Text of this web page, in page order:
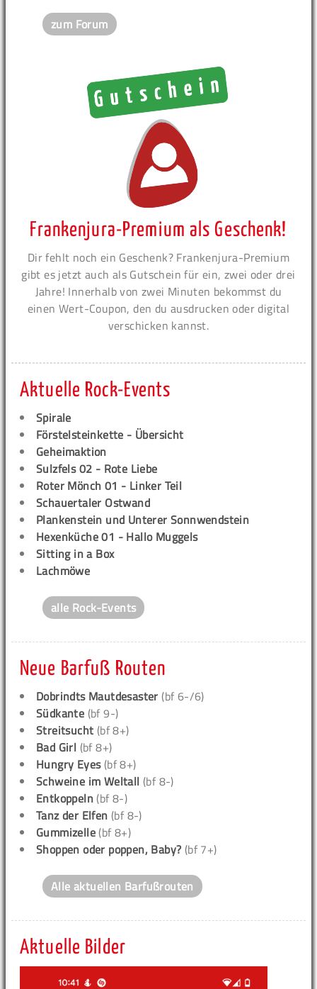
zum Forum
Frankenjura-Premium als Geschenk!
Dir fehlt noch ein Geschenk? Frankenjura-Premium
gibt es jetzt auch als Gutschein für ein, zwei oder drei
Jahre! Innerhalb von zwei Minuten bekommst du
einen Wert-Coupon, den du ausdrucken oder digital
verschicken kannst.
Aktuelle Rock-Events
Spirale
Förstelsteinkette - Übersicht
Geheimaktion
Sulzfels 02 - Rote Liebe
Roter Mönch 01 - Linker Teil
Schauertaler Ostwand
Plankenstein und Unterer Sonnwendstein
Hexenküche 01 - Hallo Muggels
Sitting in a Box
Lachmöwe
alle Rock-Events
Neue Barfuß Routen
Dobrindts Mautdesaster (bf 6-/6)
Südkante (bf 9-)
Streitsucht (bf 8+)
Bad Girl (bf 8+)
Hungry Eyes(bf 8+)
Schweine im Weltall (bf 8-)
Entkoppeln (bf 8-)
Tanz der Elfen (bf 8-)
Gummizelle (bf 8+)
Shoppen oder poppen, Baby? (bf 7+)
Alle aktuellen Barfußrouten
Aktuelle Bilder